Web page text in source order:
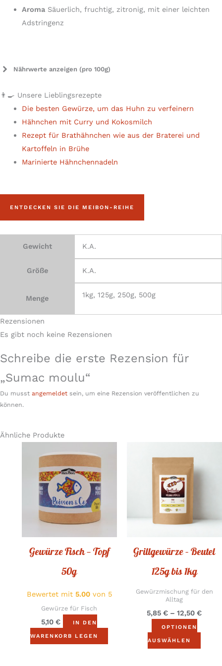
AromaSäuerlich, fruchtig, zitronig, mit einer leichten
Adstringenz
Nährwerte anzeigen (pro 100g)
Fette 4,2 g
Kohlenhydrate
Proteine
👨‍🍳 Unsere Lieblingsrezepte
Die besten Gewürze, um das Huhn zu verfeinern
Hähnchen mit Curry und Kokosmilch
Rezept für Brathähnchen wie aus der Braterei und
Kartoffeln in Brühe
Marinierte Hähnchennadeln
ENTDECKEN SIE DIE MEIBON-REIHE
Gewicht K.A.
Größe K.A.
Menge 1kg, 125g, 250g, 500g
Rezensionen
Es gibt noch keine Rezensionen
Schreibe die erste Rezension für
„Sumac moulu“
Du musst angemeldet sein, um eine Rezension veröffentlichen zu
können.
Ähnliche Produkte
Gewürze Fisch — Topf
50g
Bewertet mit 5.00von 5
Gewürze für Fisch
5,10€ IN DEN
WARENKORB LEGEN
Grillgewürze – Beutel
125g bis 1kg
Gewürzmischung für den
Alltag
5,85€ –12,50€
12,50
OPTIONEN
AUSWÄHLEN
auf